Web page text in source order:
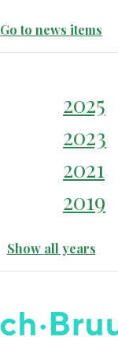
Go to news items
2025
2023
2021
2019
Show all years